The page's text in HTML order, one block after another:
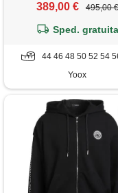
389,00 € 495,00 €
Sped. gratuita
44 46 48 50 52 54
Yoox